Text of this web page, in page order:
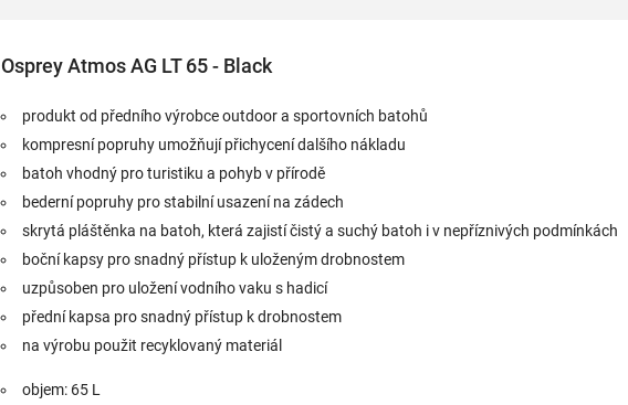
Osprey Atmos AG LT 65 - Black
produkt od předního výrobce outdoor a sportovních batohů
kompresní popruhy umožňují přichycení dalšího nákladu
batoh vhodný pro turistiku a pohyb v přírodě
bederní popruhy pro stabilní usazení na zádech
skrytá pláštěnka na batoh, která zajistí čistý a suchý batoh i v nepříznivých podmínkách
boční kapsy pro snadný přístup k uloženým drobnostem
uzpůsoben pro uložení vodního vaku s hadicí
přední kapsa pro snadný přístup k drobnostem
na výrobu použit recyklovaný materiál
objem: 65 L